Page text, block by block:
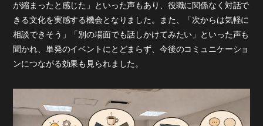
が縮まったと感じた」といった声もあり、役職に関係なく対話で
きる文化を実感する機会となりました。また、「次からは気軽に
相談できそう」「別の場面でも話しかけてみたい」といった声も
聞かれ、単発のイベントにとどまらず、今後のコミュニケーショ
ンにつながる効果も見られました。